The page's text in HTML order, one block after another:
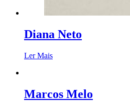
Diana Neto
Ler Mais
Marcos Melo